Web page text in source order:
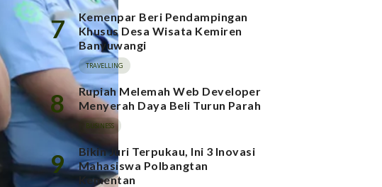
7
Kemenpar Beri Pendampingan
Khusus Desa Wisata Kemiren
Banyuwangi
TRAVELLING
8
Rupiah Melemah Web Developer
Menyerah Daya Beli Turun Parah
BUSINESS
9
Bikin Juri Terpukau, Ini 3 Inovasi
Mahasiswa Polbangtan
Kementan